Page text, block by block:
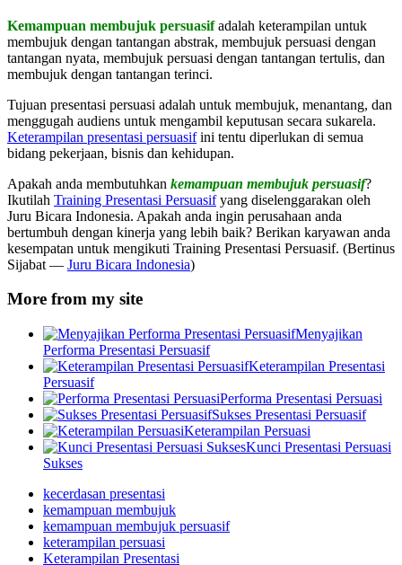
Kemampuan membujuk persuasifadalah keterampilan untuk
membujuk dengan tantangan abstrak, membujuk persuasi dengan
tantangan nyata, membujuk persuasi dengan tantangan tertulis, dan
membujuk dengan tantangan terinci.
Tujuan presentasi persuasi adalah untuk membujuk, menantang, dan
menggugah audiens untuk mengambil keputusan secara sukarela.
Keterampilan presentasi persuasifini tentu diperlukan di semua
bidang pekerjaan, bisnis dan kehidupan.
Apakah anda membutuhkan kemampuan membujuk persuasif?
Ikutilah Training Presentasi Persuasifyang diselenggarakan oleh
Juru Bicara Indonesia. Apakah anda ingin perusahaan anda
bertumbuh dengan kinerja yang lebih baik? Berikan karyawan anda
kesempatan untuk mengikuti Training Presentasi Persuasif. (Bertinus
Sijabat — Juru Bicara Indonesia)
More from my site
Menyajikan
Performa Presentasi Persuasif
Keterampilan Presentasi
Persuasif
Performa Presentasi Persuasi
Sukses Presentasi Persuasif
Keterampilan Persuasi
Kunci Presentasi Persuasi
Sukses
kecerdasan presentasi
kemampuan membujuk
kemampuan membujuk persuasif
keterampilan persuasi
Keterampilan Presentasi